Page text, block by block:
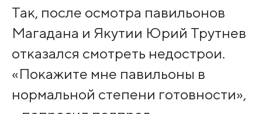
Так, после осмотра павильонов
Магадана и Якутии Юрий Трутнев
отказался смотреть недострои.
«Покажите мне павильоны в
нормальной степени готовности»,